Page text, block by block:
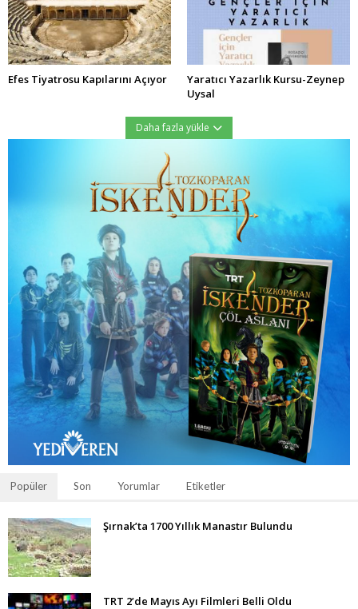
Efes Tiyatrosu Kapılarını Açıyor
Yaratıcı Yazarlık Kursu-Zeynep
Uysal
Daha fazla yükle
Popüler Son Yorumlar Etiketler
Şırnak’ta 1700 Yıllık Manastır Bulundu
TRT 2’de Mayıs Ayı Filmleri Belli Oldu